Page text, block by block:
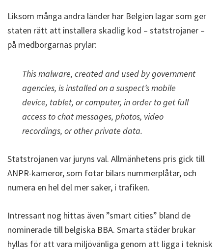
Liksom många andra länder har Belgien lagar som ger
staten rätt att installera skadlig kod – statstrojaner –
på medborgarnas prylar:
This malware, created and used by government
agencies, is installed on a suspect’s mobile
device, tablet, or computer, in order to get full
access to chat messages, photos, video
recordings, or other private data.
Statstrojanen var juryns val. Allmänhetens pris gick till
ANPR-kameror, som fotar bilars nummerplåtar, och
numera en hel del mer saker, i trafiken.
Intressant nog hittas även ”smart cities” bland de
nominerade till belgiska BBA. Smarta städer brukar
hyllas för att vara miljövänliga genom att ligga i teknisk